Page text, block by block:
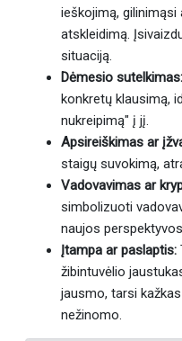
ieškojimą,
atskleidimą.
situaciją.
Dėmesio sutelkimas:
konkretų klausimą,
nukreipimą" į jį.
Apsireiškimas ar
staigų suvokimą,
Vadovavimas ar
simbolizuoti
naujos
Įtampa ar paslaptis:
žibintuvėlio
jausmo, tarsi
nežinomo.